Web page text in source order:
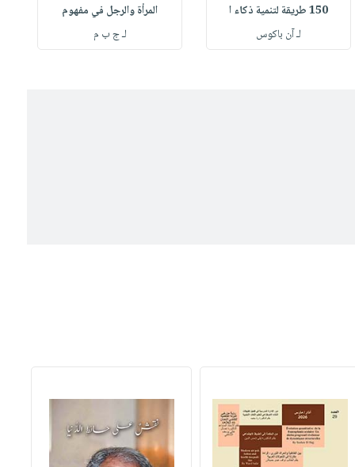
150 طريقة لتنمية ذكاء ا
لـ آن باكوس
المرأة والرجل في مفهوم
لـ ج ب م